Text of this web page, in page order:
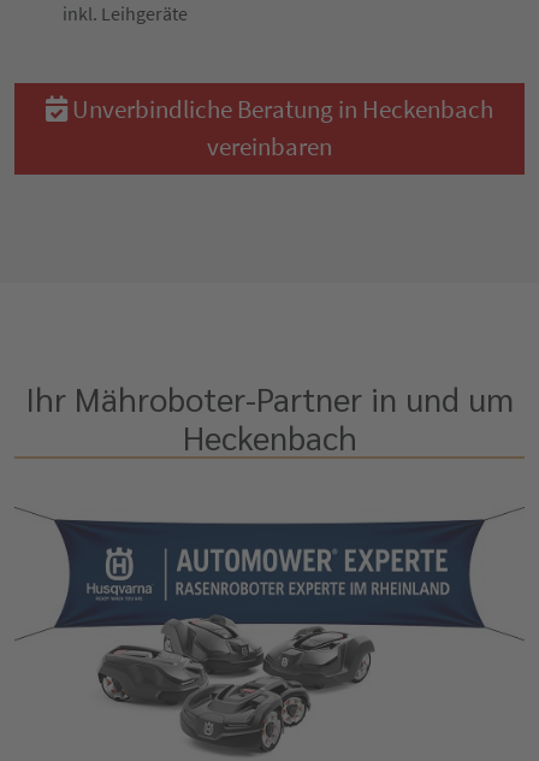
inkl. Leihgeräte
Unverbindliche Beratung in Heckenbach
vereinbaren
Ihr Mähroboter-Partner in und um
Heckenbach